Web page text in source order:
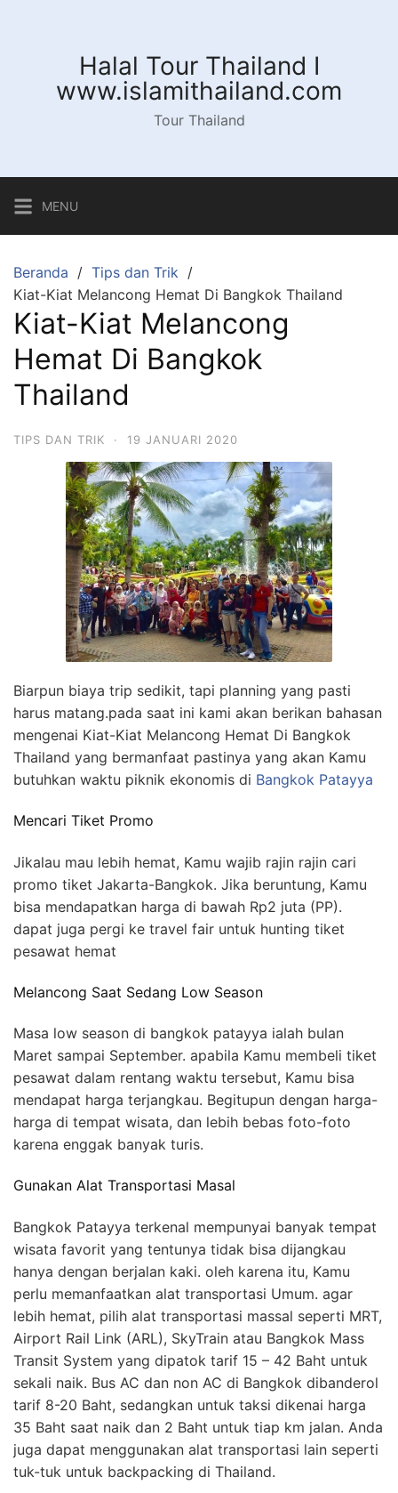
Halal Tour Thailand I
www.islamithailand.com
Tour Thailand
MENU
Beranda
Tips dan Trik
Kiat-Kiat Melancong Hemat Di Bangkok Thailand
Kiat-Kiat Melancong
Hemat Di Bangkok
Thailand
TIPS DAN TRIK · 19 JANUARI 2020
Biarpun biaya trip sedikit, tapi planning yang pasti
harus matang.pada saat ini kami akan berikan bahasan
mengenai Kiat-Kiat Melancong Hemat Di Bangkok
Thailand yang bermanfaat pastinya yang akan Kamu
butuhkan waktu piknik ekonomis di Bangkok Patayya
Mencari Tiket Promo
Jikalau mau lebih hemat, Kamu wajib rajin rajin cari
promo tiket Jakarta-Bangkok. Jika beruntung, Kamu
bisa mendapatkan harga di bawah Rp2 juta (PP).
dapat juga pergi ke travel fair untuk hunting tiket
pesawat hemat
Melancong Saat Sedang Low Season
Masa low season di bangkok patayya ialah bulan
Maret sampai September. apabila Kamu membeli tiket
pesawat dalam rentang waktu tersebut, Kamu bisa
mendapat harga terjangkau. Begitupun dengan harga-
harga di tempat wisata, dan lebih bebas foto-foto
karena enggak banyak turis.
Gunakan Alat Transportasi Masal
Bangkok Patayya terkenal mempunyai banyak tempat
wisata favorit yang tentunya tidak bisa dijangkau
hanya dengan berjalan kaki. oleh karena itu, Kamu
perlu memanfaatkan alat transportasi Umum. agar
lebih hemat, pilih alat transportasi massal seperti MRT,
Airport Rail Link (ARL), SkyTrain atau Bangkok Mass
Transit System yang dipatok tarif 15 – 42 Baht untuk
sekali naik. Bus AC dan non AC di Bangkok dibanderol
tarif 8-20 Baht, sedangkan untuk taksi dikenai harga
35 Baht saat naik dan 2 Baht untuk tiap km jalan. Anda
juga dapat menggunakan alat transportasi lain seperti
tuk-tuk untuk backpacking di Thailand.